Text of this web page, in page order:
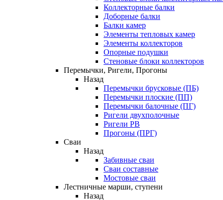
Коллекторные балки
Доборные балки
Балки камер
Элементы тепловых камер
Элементы коллекторов
Опорные подушки
Стеновые блоки коллекторов
Перемычки, Ригели, Прогоны
Назад
Перемычки брусковые (ПБ)
Перемычки плоские (ПП)
Перемычки балочные (ПГ)
Ригели двухполочные
Ригели РВ
Прогоны (ПРГ)
Сваи
Назад
Забивные сваи
Сваи составные
Мостовые сваи
Лестничные марши, ступени
Назад